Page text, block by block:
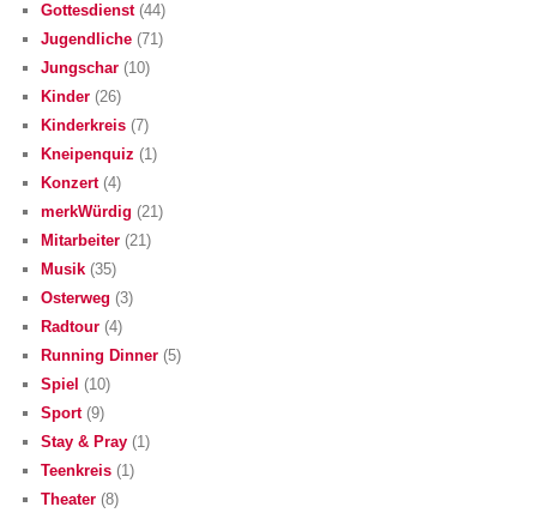
Gottesdienst(44)
Jugendliche (71)
Jungschar (10)
Kinder (26)
Kinderkreis (7)
Kneipenquiz (1)
Konzert(4)
merkWürdig (21)
Mitarbeiter (21)
Musik (35)
Osterweg (3)
Radtour (4)
Running Dinner (5)
Spiel (10)
Sport(9)
Stay & Pray (1)
Teenkreis (1)
Theater (8)